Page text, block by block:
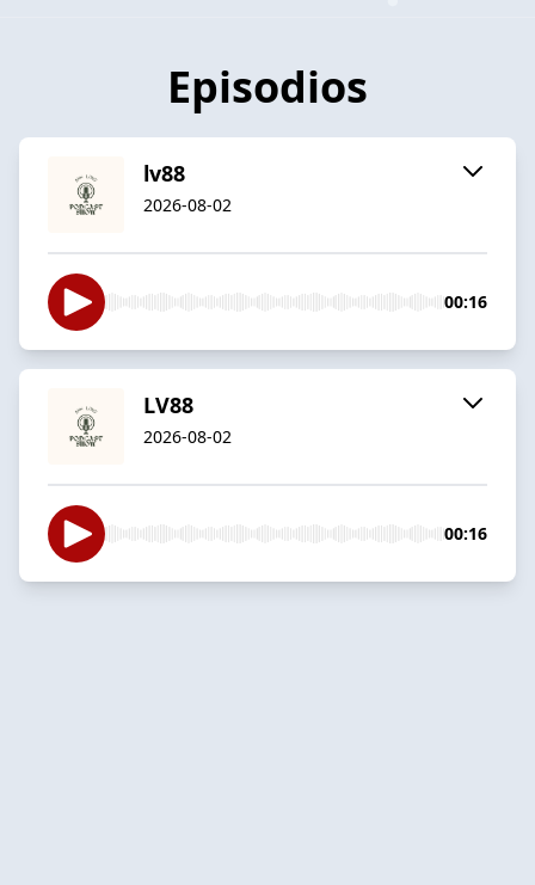
Episodios
lv88
2026-08-02
00:16
LV88
2026-08-02
00:16